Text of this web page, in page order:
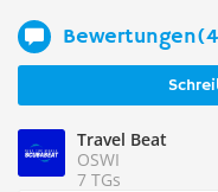
Travel Beat
OSWI
7 TGs